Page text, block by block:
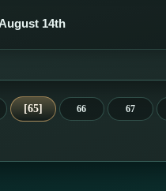
14th
65 66 67